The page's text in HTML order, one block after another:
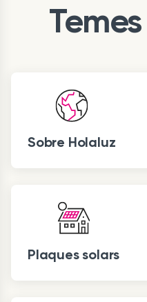
Sobre Holaluz
Plaques solars